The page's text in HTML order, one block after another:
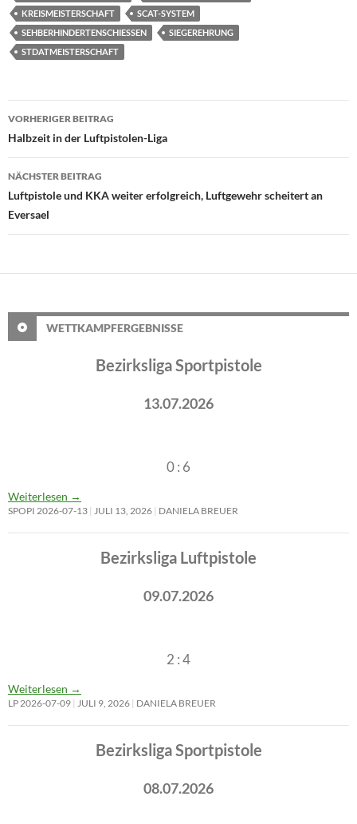
KREISMEISTERSCHAFT
SCAT-SYSTEM
SEHBERHINDERTENSCHIESSEN
SIEGEREHRUNG
STDATMEISTERSCHAFT
Beitragsnavigation
VORHERIGER BEITRAG
Halbzeit in der Luftpistolen-Liga
NÄCHSTER BEITRAG
Luftpistole und KKA weiter erfolgreich, Luftgewehr scheitert an
Eversael
WETTKAMPFERGEBNISSE
Bezirksliga Sportpistole
13.07.2026
0 : 6
Weiterlesen →
SPOPI 2026-07-13 JULI 13, 2026 DANIELA BREUER
Bezirksliga Luftpistole
09.07.2026
2 : 4
Weiterlesen →
LP 2026-07-09 JULI 9, 2026 DANIELA BREUER
Bezirksliga Sportpistole
08.07.2026